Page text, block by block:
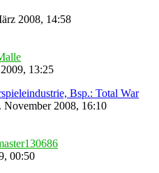
2008, 14:58
13:25
Bsp.: Total War
November 2008, 16:10
00:50